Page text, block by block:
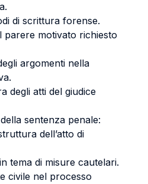
di scrittura forense.
parere motivato richiesto
argomenti nella
degli atti del giudice
sentenza penale:
dell’atto di
tema di misure cautelari.
civile nel processo